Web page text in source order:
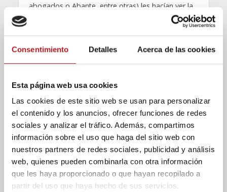
Consentimiento Detalles Acerca de las cookies
Esta página web usa cookies
Las cookies de este sitio web se usan para personalizar
el contenido y los anuncios, ofrecer funciones de redes
sociales y analizar el tráfico. Además, compartimos
información sobre el uso que haga del sitio web con
nuestros partners de redes sociales, publicidad y análisis
web, quienes pueden combinarla con otra información
que les haya proporcionado o que hayan recopilado a
partir del uso que haya hecho de sus servicios.
abogados o Abante, entre otras) les hacían ver la
situación desde otro prisma. En primer lugar,
que les requería cada puesto y cada situación.